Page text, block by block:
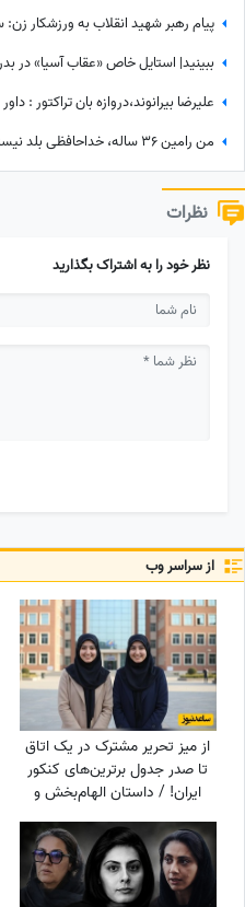
پیام رهبر شهید انقلاب به ورزشکار زن:
نظرات
نظر خود را به اشتراک بگذارید
از سراسر وب
از میز تحریر مشترک در یک اتاق
تا صدر جدول برترین‌های کنکور
ایران! / داستان الهام‌بخش و
کنکور را ترکاندند!